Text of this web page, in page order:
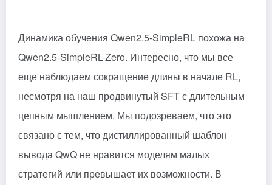
Динамика обучения Qwen2.5-SimpleRL похожа на
Qwen2.5-SimpleRL-Zero. Интересно, что мы все
еще наблюдаем сокращение длины в начале RL,
несмотря на наш продвинутый SFT с длительным
цепным мышлением. Мы подозреваем, что это
связано с тем, что дистиллированный шаблон
вывода QwQ не нравится моделям малых
стратегий или превышает их возможности. В